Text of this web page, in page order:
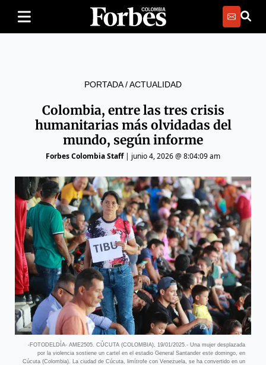
PORTADA/ACTUALIDAD
Colombia, entre las tres crisis
humanitarias más olvidadas del
mundo, según informe
Forbes Colombia Staff| junio 4, 2026 @ 8:04:09 am
-FOTODELDÍA- AME2505. CÚCUTA (COLOMBIA), 19/01/2025.- Una mujer desplazada
por la violencia sostiene un cartel en el estadio General Santander este domingo, en
Cúcuta (Colombia). La ciudad de Cúcuta, limítrofe con Venezuela, se ha convertido en un